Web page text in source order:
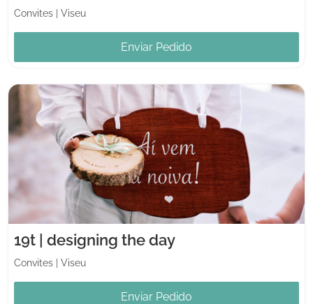
Convites Viseu
Enviar Pedido
19t | designing the day
Convites Viseu
Enviar Pedido